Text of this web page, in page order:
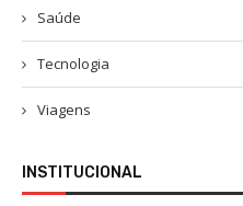
Saúde
Tecnologia
Viagens
INSTITUCIONAL